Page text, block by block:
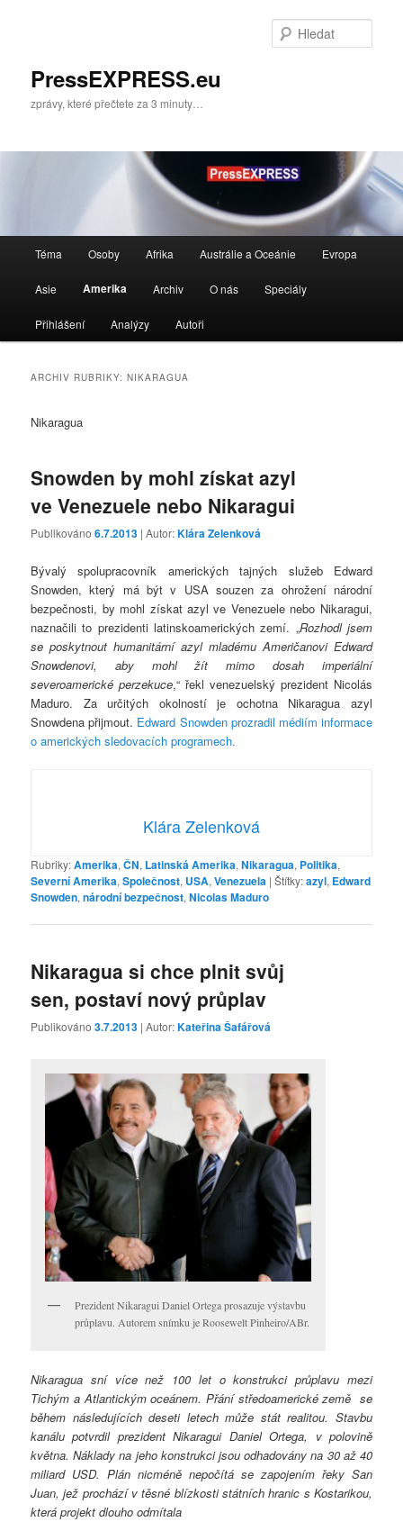
paneluPressEXPRESS.eu
zprávy, které přečtete za 3 minuty…
navigační
Téma Osoby Afrika Austrálie a Oceánie Evropa
Asie Amerika Archiv O nás Speciály
Přihlášení Analýzy Autoři
ARCHIV RUBRIKY:NIKARAGUA
Nikaragua
Snowden by mohl získat azyl
ve Venezuele nebo Nikaragui
Publikováno6.7.2013 | Autor:Klára Zelenková
Bývalý spolupracovník amerických tajných služeb Edward
Snowden, který má být v USA souzen za ohrožení národní
bezpečnosti, by mohl získat azyl ve Venezuele nebo Nikaragui,
naznačili to prezidenti latinskoamerických zemí. „Rozhodl jsem
se poskytnout humanitární azyl mladému Američanovi Edward
Snowdenovi, aby mohl žít mimo dosah imperiální
severoamerické perzekuce,“ řekl venezuelský prezident Nicolás
Maduro. Za určitých okolností je ochotna Nikaragua azyl
Snowdena přijmout. Edward Snowden prozradil médiím informace
o amerických sledovacích programech.
Klára Zelenková
Rubriky:Amerika,ČN, Latinská Amerika,Nikaragua, Politika,
Severní Amerika,Společnost, USA,Venezuela |Štítky:azyl, Edward
Snowden,národní bezpečnost,Nicolas Maduro
Nikaragua si chce plnit svůj
sen, postaví nový průplav
Publikováno3.7.2013 | Autor:Kateřina Šafářová
Prezident Nikaragui Daniel Ortega prosazuje výstavbu
průplavu. Autorem snímku je Roosewelt Pinheiro/ABr.
Nikaragua sní více než 100 let o konstrukci průplavu mezi
Tichým a Atlantickým oceánem. Přání středoamerické země se
během následujících deseti letech může stát realitou. Stavbu
kanálu potvrdil prezident Nikaragui Daniel Ortega, v polovině
května. Náklady na jeho konstrukci jsou odhadovány na 30 až 40
miliard USD. Plán nicméně nepočítá se zapojením řeky San
Juan, jež prochází v těsné blízkosti státních hranic s Kostarikou,
která projekt dlouho odmítala